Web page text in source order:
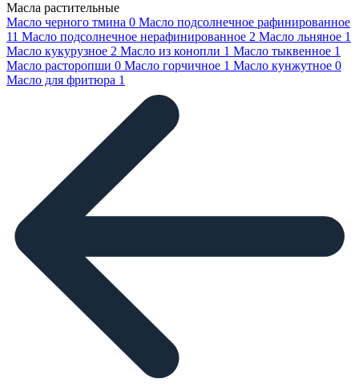
Масла растительные
Масло черного тмина 0 Масло подсолнечное рафинированное
11 Масло подсолнечное нерафинированное 2 Масло льняное 1
Масло кукурузное 2 Масло из конопли 1 Масло тыквенное 1
Масло расторопши 0 Масло горчичное 1 Масло кунжутное 0
Масло для фритюра 1